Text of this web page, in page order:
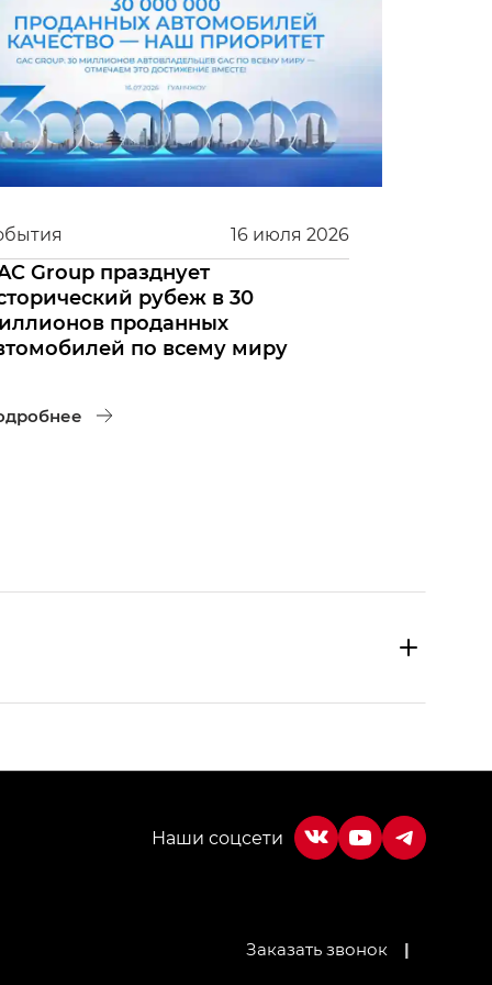
16 июля 2026
Group празднует
рубеж в 30
проданных
по всему миру
— GX PREMIUM, Джи Эти — GT, Джи Эль —
Заказать звонок |